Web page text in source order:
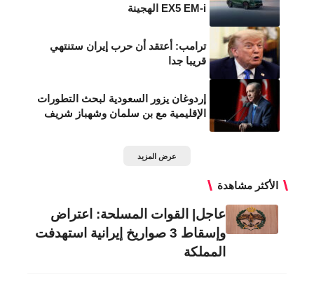
EX5 EM-i الهجينة
ترامب: أعتقد أن حرب إيران ستنتهي
قريبا جدا
إردوغان يزور السعودية لبحث التطورات
الإقليمية مع بن سلمان وشهباز شريف
عرض المزيد
الأكثر مشاهدة
عاجل| القوات المسلحة: اعتراض
وإسقاط 3 صواريخ إيرانية استهدفت
المملكة